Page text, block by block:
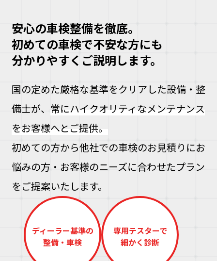
安心の車検整備を徹底。
初めての車検で不安な方にも
分かりやすくご説明します。
国の定めた厳格な基準をクリアした設備・整
備士が、 常にハイクオリティなメンテナンス
をお客様へとご提供。
初めての方から他社での車検のお見積りにお
悩みの方・お客様のニーズに合わせたプラン
をご提案いたします。
ディーラー基準の
整備・車検
専用テスターで
細かく診断